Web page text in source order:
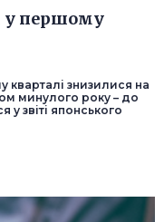
у першому
знизилися на
минулого року – до
у звіті японського